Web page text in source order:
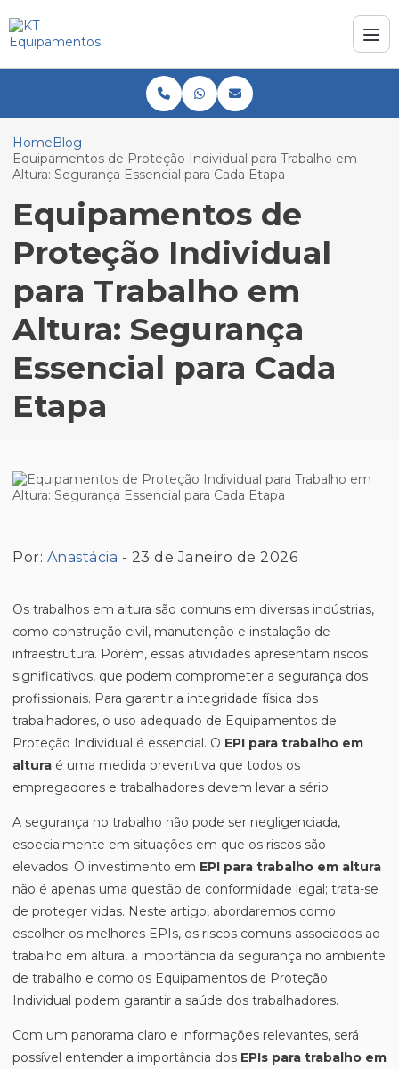
HomeBlog
Equipamentos de Proteção Individual para Trabalho em
Altura: Segurança Essencial para Cada Etapa
Equipamentos de
Proteção Individual
para Trabalho em
Altura: Segurança
Essencial para Cada
Etapa
Por: Anastácia - 23 de Janeiro de 2026
Os trabalhos em altura são comuns em diversas indústrias,
como construção civil, manutenção e instalação de
infraestrutura. Porém, essas atividades apresentam riscos
significativos, que podem comprometer a segurança dos
profissionais. Para garantir a integridade física dos
trabalhadores, o uso adequado de Equipamentos de
Proteção Individual é essencial. O EPI para trabalho em
altura é uma medida preventiva que todos os
empregadores e trabalhadores devem levar a sério.
A segurança no trabalho não pode ser negligenciada,
especialmente em situações em que os riscos são
elevados. O investimento em EPI para trabalho em altura
não é apenas uma questão de conformidade legal; trata-se
de proteger vidas. Neste artigo, abordaremos como
escolher os melhores EPIs, os riscos comuns associados ao
trabalho em altura, a importância da segurança no ambiente
de trabalho e como os Equipamentos de Proteção
Individual podem garantir a saúde dos trabalhadores.
Com um panorama claro e informações relevantes, será
possível entender a importância dos EPIs para trabalho em